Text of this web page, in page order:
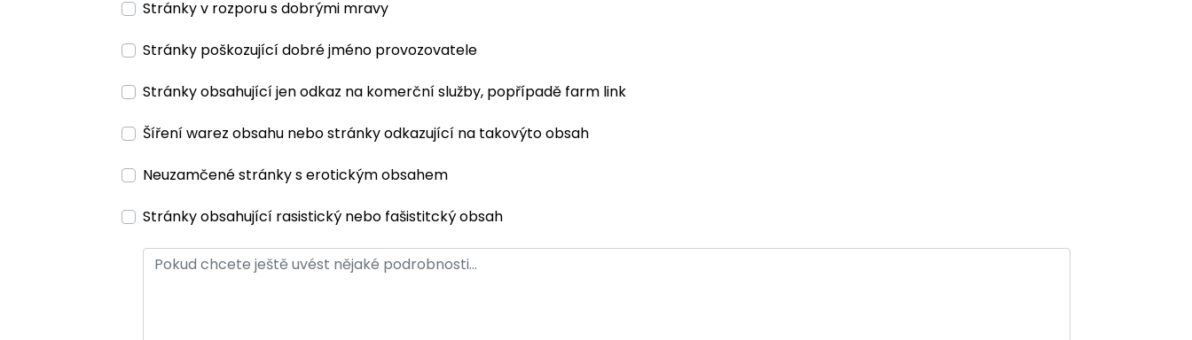
Stránky v rozporu s dobrými mravy
Stránky poškozující dobré jméno provozovatele
Stránky obsahující jen odkaz na komerční služby, popřípadě farm link
Šíření warez obsahu nebo stránky odkazující na takovýto obsah
Neuzamčené stránky s erotickým obsahem
Stránky obsahující rasistický nebo fašistitcký obsah